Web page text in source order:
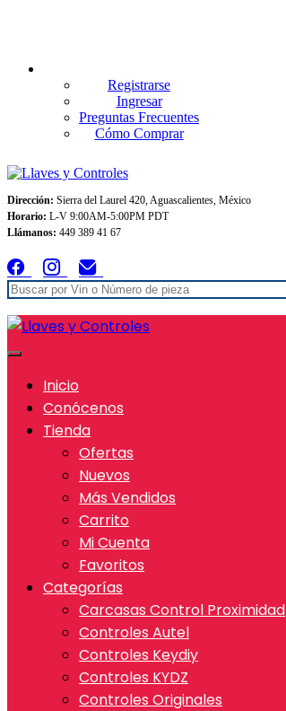
Registrarse
Ingresar
Preguntas Frecuentes
Cómo Comprar
Dirección: Sierra del Laurel 420, Aguascalientes, México
Horario: L-V 9:00AM-5:00PM PDT
Llámanos: 449 389 41 67
Inicio
Conócenos
Tienda
Ofertas
Nuevos
Más Vendidos
Carrito
Mi Cuenta
Favoritos
Categorías
Carcasas Control Proximidad
Controles Autel
Controles Keydiy
Controles KYDZ
Controles Originales